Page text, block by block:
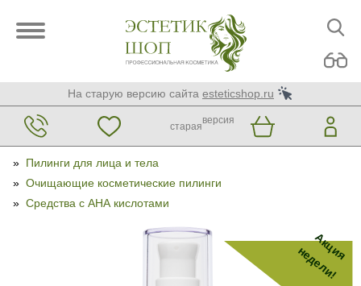
На старую версию сайта esteticshop.ru
старая
версия
» Пилинги для лица и тела
» Очищающие косметические пилинги
» Средства с АНА кислотами
Акция
недели!